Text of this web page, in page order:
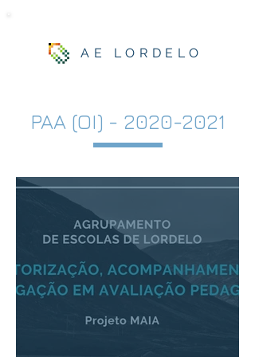
AE LORDELO
PAA (OI) - 2020-2021